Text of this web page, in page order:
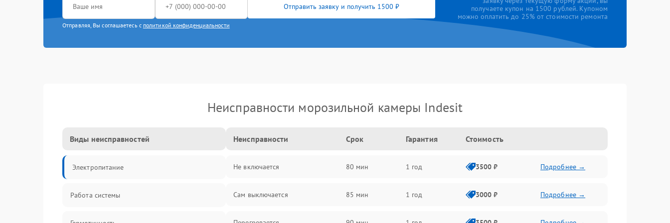
Отправить заявку и получить 1500 ₽
Отправляя, Вы соглашаетесь с политикой конфиденциальности
получаете купон на 1500 рублей. Купоном
можно оплатить до 25% от стоимости ремонта
Неисправности морозильной камеры Indesit
Виды неисправностей
Электропитание
Работа системы
Неисправности Срок Гарантия Стоимость
Не включается 80 мин 1 год 3500 ₽ Подробнее →
Сам выключается 85 мин 1 год 3000 ₽ Подробнее →